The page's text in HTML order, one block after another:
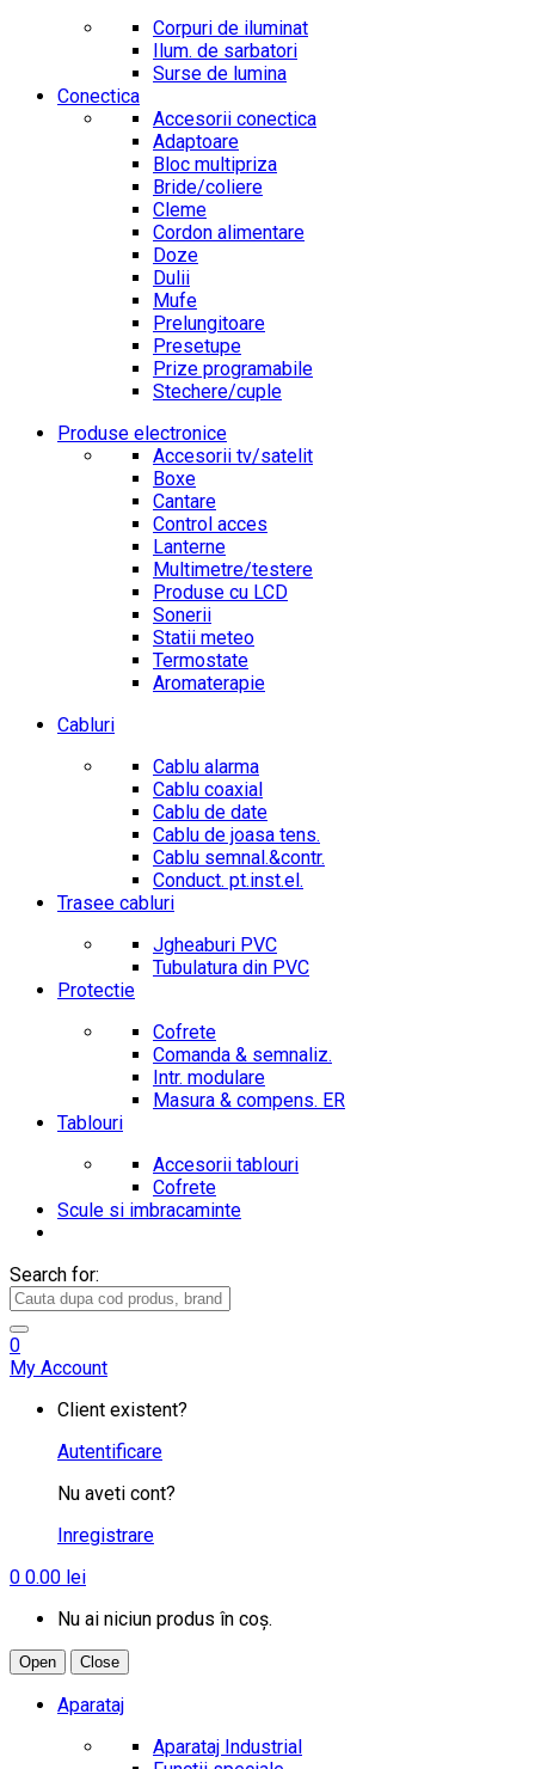
Corpuri de iluminat
Ilum. de sarbatori
Surse de lumina
Conectica
Accesorii conectica
Adaptoare
Bloc multipriza
Bride/coliere
Cleme
Cordon alimentare
Doze
Dulii
Mufe
Prelungitoare
Presetupe
Prize programabile
Stechere/cuple
Produse electronice
Accesorii tv/satelit
Boxe
Cantare
Control acces
Lanterne
Multimetre/testere
Produse cu LCD
Sonerii
Statii meteo
Termostate
Aromaterapie
Cabluri
Cablu alarma
Cablu coaxial
Cablu de date
Cablu de joasa tens.
Cablu semnal.&contr.
Conduct. pt.inst.el.
Trasee cabluri
Jgheaburi PVC
Tubulatura din PVC
Protectie
Cofrete
Comanda & semnaliz.
Intr. modulare
Masura & compens. ER
Tablouri
Accesorii tablouri
Cofrete
Scule si imbracaminte
Search for:
0
My Account
Client existent?
Autentificare
Nu aveti cont?
Inregistrare
0 0.00 lei
Nu ai niciun produs în coș.
Open Close
Aparataj
Aparataj Industrial